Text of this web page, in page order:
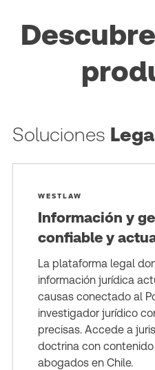
Soluciones
WESTLAW
Información y
confiable y
La plataforma legal
información jurídica
causas conectado al
investigador jurídico
precisas. Accede a
doctrina con
abogados en Chile.